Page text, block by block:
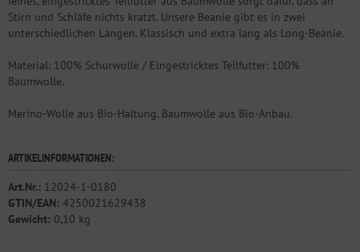
Stirn und Schläfe nichts kratzt. Unsere Beanie gibt es in zwei
unterschiedlichen Längen. Klassisch und extra lang als Long-Beanie.
Material: 100% Schurwolle / Eingestricktes Teilfutter: 100%
Baumwolle.
Merino-Wolle aus Bio-Haltung. Baumwolle aus Bio-Anbau.
ARTIKELINFORMATIONEN:
Art.Nr.: 12024-1-0180
GTIN/EAN: 4250021629438
Gewicht: 0,10 kg